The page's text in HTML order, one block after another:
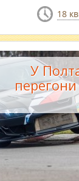
18
У